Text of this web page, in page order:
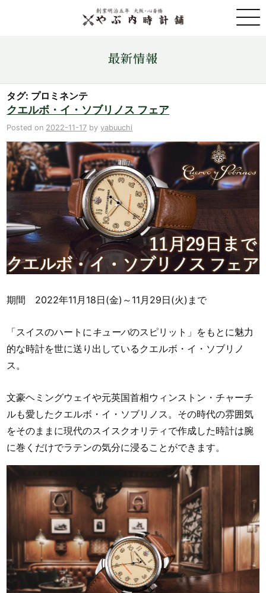
金・プラチナ・コイン売買
店舗情報
最新情報
ONLINE STORE
お問い合わせ
最新情報
タグ: プロミネンテ
クエルボ・イ・ソブリノス フェア
Posted on 2022-11-17 byyabuuchi
期間 2022年11月18日(金)～11月29日(火)まで
「スイスのハートに キューバのスピリット」をもとに魅力
的な時計を世に送り出しているクエルボ・イ・ソブリノ
ス。
文豪ヘミングウェイや元英国首相ウィンストン・チャーチ
ルも愛したクエルボ・イ・ソブリノス。その時代の雰囲気
をそのままに現代のスイスクオリティで作成した時計は腕
に巻くだけでラテンの気分に浸ることができます。